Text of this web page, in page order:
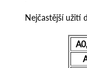
Nejčastější užití